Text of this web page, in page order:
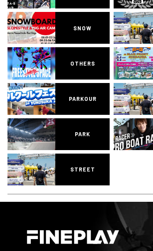
SNOW
OTHERS
PARKOUR
PARK
STREET